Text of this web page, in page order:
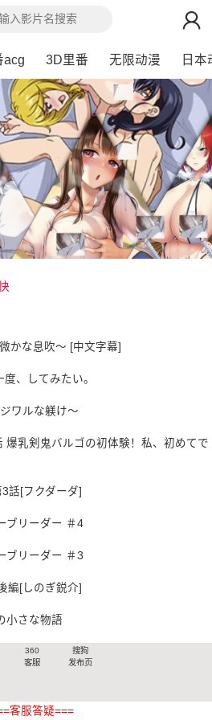
acg 3D里番 无限动漫 日本
かな息吹～ [中文字幕]
、してみたい。
ワルな躾け～
爆乳剣鬼バルゴの初体験！私、初めてで
話[フクダーダ]
ブリーダー ＃4
ブリーダー ＃3
編[しのぎ鋭介]
小さな物語
360
搜狗
客服 发布页
客服答疑===